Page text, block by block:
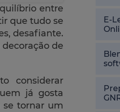
entre
que tudo se
desafiante.
de
considerar
já gosta
se tornar um
E-